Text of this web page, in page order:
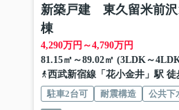
新築戸建 東久留米前
棟
4,290万円～4,790万円
81.15㎡～89.02㎡ (3LDK～
西武新宿線「 花小金井」駅 徒
駐車2台可
耐震構造 公共下